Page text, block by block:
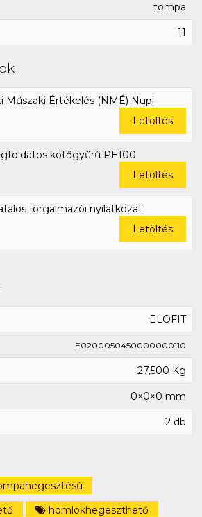
tompa
11
Értékelés (NMÉ) Nupi
Letöltés
kötőgyűrű PE100
Letöltés
forgalmazói nyilatkozat
Letöltés
ELOFIT
E0200050450000000110
27,500 Kg
0×0×0 mm
2 db
homlokhegeszthető